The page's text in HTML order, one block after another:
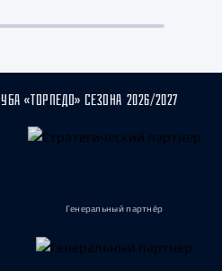
«ТОРПЕДО» СЕЗОНА 2026/2027
Генеральный партнёр